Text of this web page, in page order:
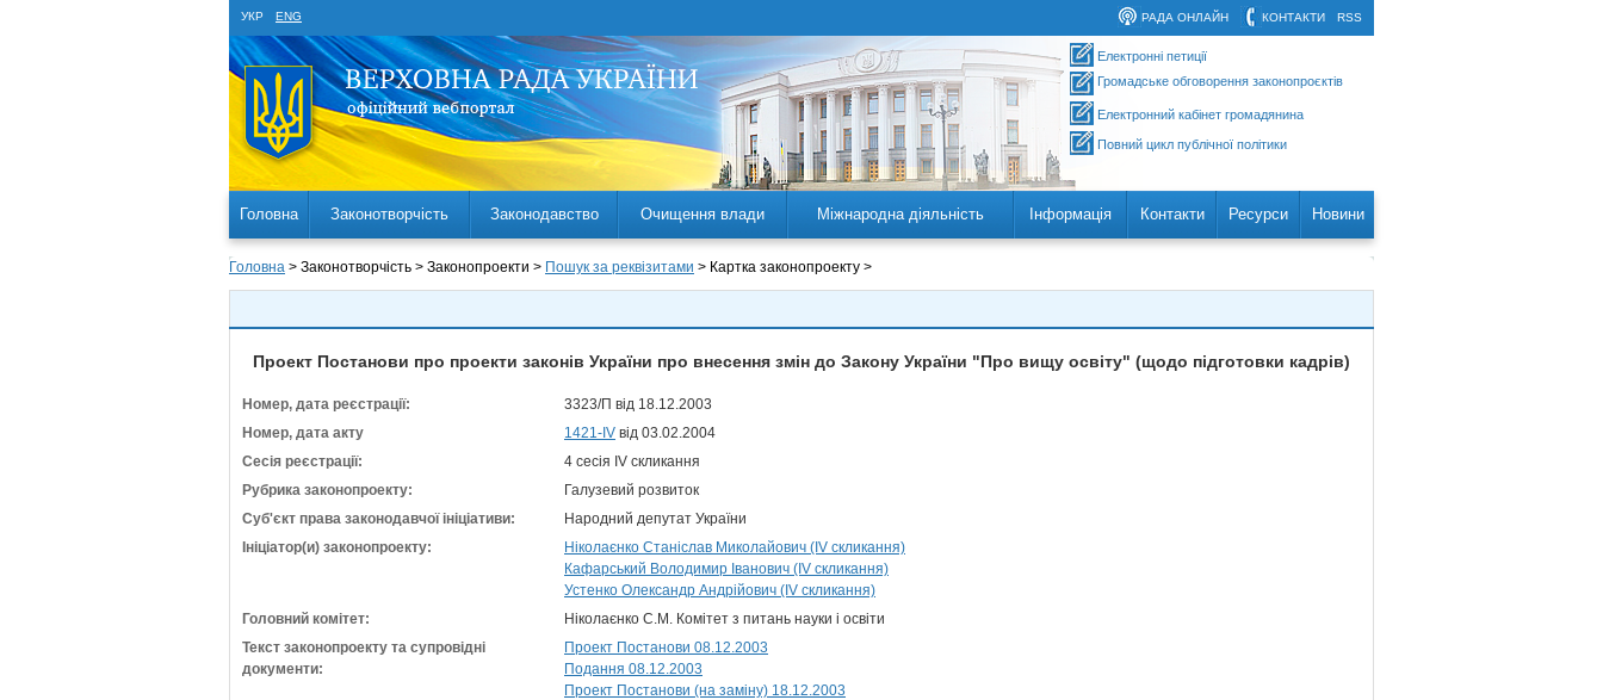
УКР ENG RSS
КОНТАКТИ
РАДА ОНЛАЙН
Електронні петиції
Громадське обговорення законопроєктів
Електронний кабінет громадянина
Повний цикл публічної політики
Головна Законотворчість Законодавство Очищення влади Міжнародна діяльність Інформація Контакти Ресурси Новини
Головна > Законотворчість > Законопроекти > Пошук за реквізитами > Картка законопроекту >
Проект Постанови про проекти законів України про внесення змін до Закону України "Про вищу освіту" (щодо підготовки кадрів)
Номер, дата реєстрації:
3323/П від 18.12.2003
Номер, дата акту
1421-IV від 03.02.2004
Сесія реєстрації:
4 сесія IV скликання
Рубрика законопроекту:
Галузевий розвиток
Суб'єкт права законодавчої ініціативи:
Народний депутат України
Ініціатор(и) законопроекту:
Ніколаєнко Станіслав Миколайович (IV скликання)
Кафарський Володимир Іванович (IV скликання)
Устенко Олександр Андрійович (IV скликання)
Головний комітет:
Ніколаєнко С.М. Комітет з питань науки і освіти
Текст законопроекту та супровідні
документи:
Проект Постанови 08.12.2003
Подання 08.12.2003
Проект Постанови (на заміну) 18.12.2003